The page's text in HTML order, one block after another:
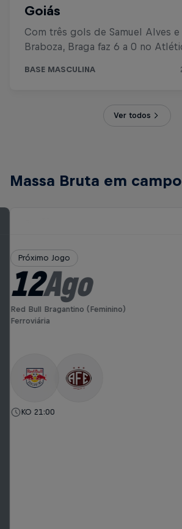
Ver todos
Massa Bruta em campo
Próximo Jogo
12Ago
Red Bull Bragantino (Feminino)
Ferroviária
KO 21:00